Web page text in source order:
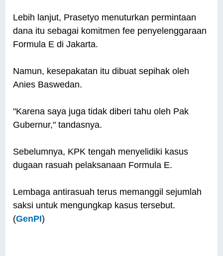
Lebih lanjut, Prasetyo menuturkan permintaan
dana itu sebagai komitmen fee penyelenggaraan
Formula E di Jakarta.
Namun, kesepakatan itu dibuat sepihak oleh
Anies Baswedan.
"Karena saya juga tidak diberi tahu oleh Pak
Gubernur," tandasnya.
Sebelumnya, KPK tengah menyelidiki kasus
dugaan rasuah pelaksanaan Formula E.
Lembaga antirasuah terus memanggil sejumlah
saksi untuk mengungkap kasus tersebut.
(GenPI)